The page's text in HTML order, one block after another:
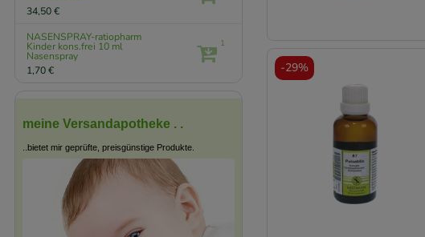
-29%
34,50 €
NASENSPRAY-ratiopharm
Kinder kons.frei 10 ml
Nasenspray
1,70 €
1
meine Versandapotheke . .
..bietet mir geprüfte, preisgünstige Produkte.